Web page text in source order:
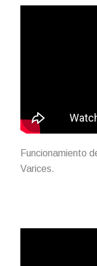
Funcionamiento
Varices.